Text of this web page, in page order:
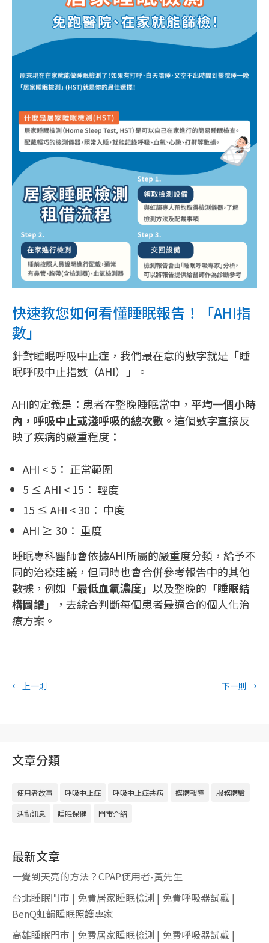
快速教您如何看懂睡眠報告！「AHI指
數」
針對睡眠呼吸中止症，我們最在意的數字就是「睡
眠呼吸中止指數（AHI）」。
AHI的定義是：患者在整晚睡眠當中， 平均一個小時
內，呼吸中止或淺呼吸的總次數 。這個數字直接反
映了疾病的嚴重程度：
AHI < 5： 正常範圍
5 ≤ AHI < 15： 輕度
15 ≤ AHI < 30： 中度
AHI ≥ 30： 重度
睡眠專科醫師會依據AHI所屬的嚴重度分類，給予不
同的治療建議，但同時也會合併參考報告中的其他
數據，例如 「最低血氧濃度」 以及整晚的 「睡眠結
構圖譜」
，去綜合判斷每個患者最適合的個人化治
療方案。
←上一則 下一則 →
文章分類
使用者故事 呼吸中止症 呼吸中止症共病 媒體報導 服務體驗
活動訊息 睡眠保健 門市介紹
最新文章
一覺到天亮的方法？CPAP使用者-黃先生
台北睡眠門市 | 免費居家睡眠檢測 | 免費呼吸器試戴 |
BenQ虹韻睡眠照護專家
高雄睡眠門市 | 免費居家睡眠檢測 | 免費呼吸器試戴 |